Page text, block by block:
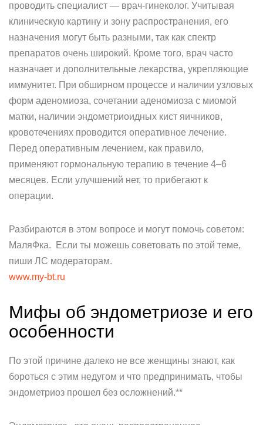
проводить специалист — врач-гинеколог. Учитывая
клиническую картину и зону распространения, его
назначения могут быть разными, так как спектр
препаратов очень широкий. Кроме того, врач часто
назначает и дополнительные лекарства, укрепляющие
иммунитет. При обширном процессе и наличии узловых
форм аденомиоза, сочетании аденомиоза с миомой
матки, наличии эндометриоидных кист яичников,
кровотечениях проводится оперативное лечение.
Перед оперативным лечением, как правило,
применяют гормональную терапию в течение 4–6
месяцев. Если улучшений нет, то прибегают к
операции.
Разбираются в этом вопросе и могут помочь советом:
МаляФка. Если ты можешь советовать по этой теме,
пиши ЛС модераторам.
www.my-bt.ru
Мифы об эндометриозе и его
особенности
По этой причине далеко не все женщины знают, как
бороться с этим недугом и что предпринимать, чтобы
эндометриоз прошел без осложнений.**